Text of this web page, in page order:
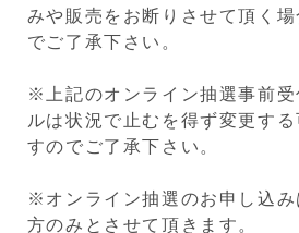
みや販売をお断りさせて頂く
でご了承下さい。
※上記のオンライン抽選事前受
ルは状況で止むを得ず変更す
すのでご了承下さい。
※オンライン抽選のお申し込み
方のみとさせて頂きます。